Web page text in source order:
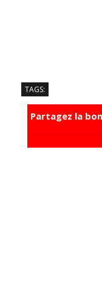
TAGS:
Partagez la